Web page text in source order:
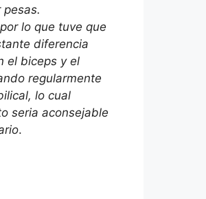
lo que tuve que
diferencia
el biceps y el
regularmente
lo cual
seria aconsejable
.